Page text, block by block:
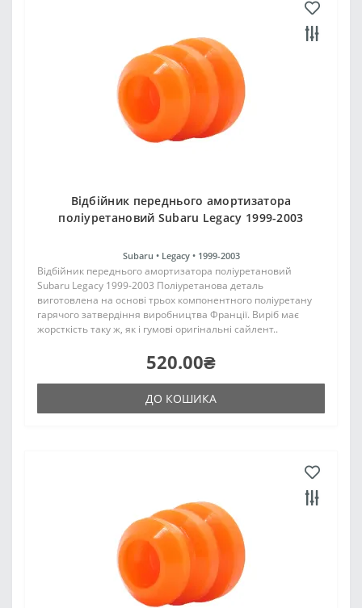
Відбійник переднього амортизатора
поліуретановий Subaru Legacy 1999-2003
Subaru • Legacy • 1999-2003
Відбійник переднього амортизатора поліуретановий
Subaru Legacy 1999-2003 Поліуретанова деталь
виготовлена на основі трьох компонентного поліуретану
гарячого затвердіння виробництва Франції. Виріб має
жорсткість таку ж, як і гумові оригінальні сайлент..
520.00₴
ДО КОШИКА